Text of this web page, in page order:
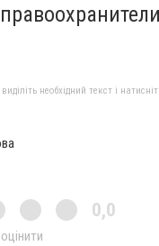
необхідний текст і
0,0